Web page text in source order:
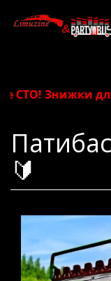
Знижки для
🔰